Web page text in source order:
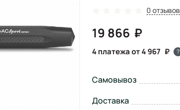
0 отзывов
19 866
4 платежа от 4 967 ?
Самовывоз
Доставка